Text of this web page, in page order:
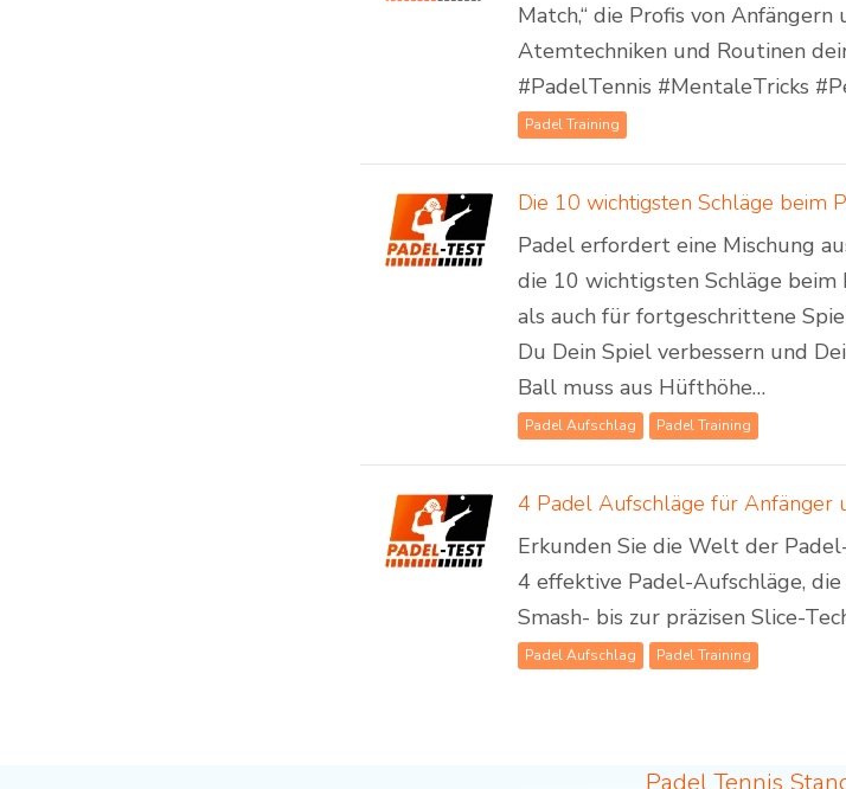
Match,“ die Profis von
Atemtechniken und Routinen
#PadelTennis #MentaleTricks
Padel Training
Die 10 wichtigsten Schläge beim
Padel erfordert eine Mischung
die 10 wichtigsten Schläge
als auch für fortgeschrittene
Du Dein Spiel verbessern und
Ball muss aus Hüfthöhe…
Padel Aufschlag Padel Training
Erkunden Sie die Welt der
4 effektive Padel-Aufschläge,
Smash- bis zur präzisen Slice-
Padel Aufschlag Padel Training
Padel Tennis